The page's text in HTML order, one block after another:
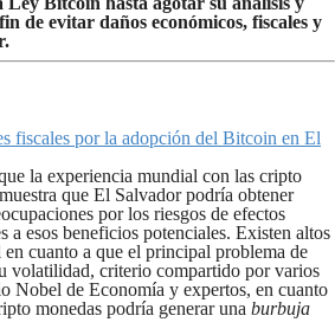
de evitar daños económicos, fiscales y
fiscales por la adopción del Bitcoin en El
la experiencia mundial con las cripto
que El Salvador podría obtener
por los riesgos de efectos
a esos beneficios potenciales. Existen altos
en cuanto a que el principal problema de
volatilidad, criterio compartido por varios
Nobel de Economía y expertos, en cuanto
monedas podría generar una burbuja